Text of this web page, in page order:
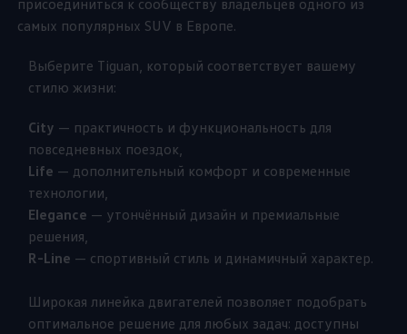
присоединиться к сообществу владельцев одного из
самых популярных SUV в Европе.
Выберите Tiguan, который соответствует вашему
стилю жизни:
City — практичность и функциональность для
повседневных поездок,
Life — дополнительный комфорт и современные
технологии,
Elegance — утончённый дизайн и премиальные
решения,
R-Line — спортивный стиль и динамичный характер.
Широкая линейка двигателей позволяет подобрать
оптимальное решение для любых задач: доступны